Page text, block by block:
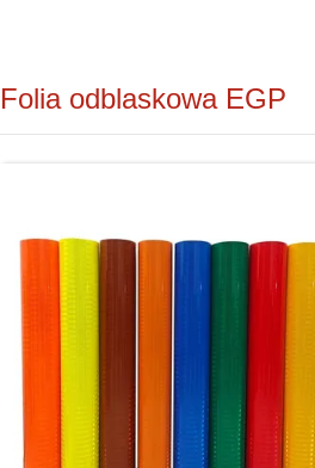
Folia odblaskowa EGP